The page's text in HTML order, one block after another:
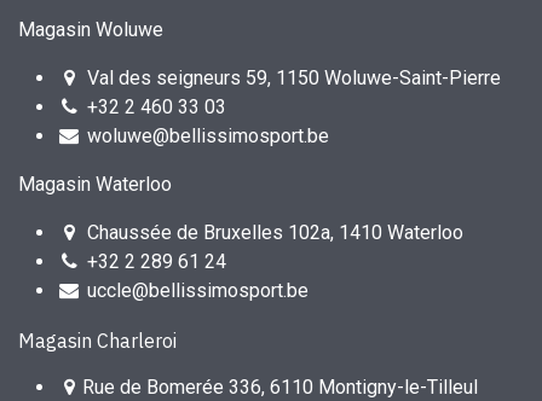
Magasin Woluwe
Val des seigneurs 59, 1150 Woluwe-Saint-Pierre
+32 2 460 33 03
woluwe@bellissimosport.be
Magasin Waterloo
Chaussée de Bruxelles 102a, 1410 Waterloo
+32 2 289 61 24
uccle@bellissimosport.be
Magasin Charleroi
Rue de Bomerée 336, 6110 Montigny-le-Tilleul